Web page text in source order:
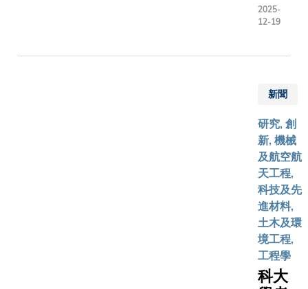
些蛋白從
絡運輸。
們確認，
白質
為依賴
1的貨物，
而
ATRAP
種I型血管
張素II受體
相關蛋白
則是AP-4
的一種新
林熙寧教
及公共政
任穆綺蘭
授會面。
方在享譽
學術基礎
上，確認
開展聯合
學項目的
向，為未
跨學科合
奠定基礎
度放緩，
用多組北
[Arctic
對比，成
示出近數
來的變化
果顯示，
海冰密集
1970年
始下降，
化速度更
1990年
明顯加劇
傳送訊
更節能
的運
算。然
而，現
有片上
功率監
測器的
性能不
足，令
可編程
光子系
統的發
2025-
12-19
新聞
研究, 創
新, 機械
及航空航
天工程,
科技及先
進材料,
土木及環
境工程,
工程學
科大